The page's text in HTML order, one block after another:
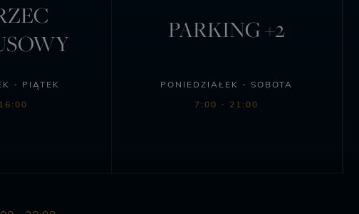
- PIĄTEK
PARKING +2
PONIEDZIAŁEK - SOBOTA
7:00 - 21:00